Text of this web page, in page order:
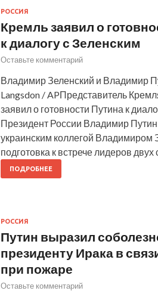
РОССИЯ
Кремль заявил о
к диалогу с Зеленским
Оставьте комментарий
Владимир Зеленский и Владимир
Langsdon / APПредставитель
заявил о готовности Путина к
Президент России Владимир Путин
украинским коллегой Владимиром
подготовка к встрече лидеров двух
ПОДРОБНЕЕ
РОССИЯ
Путин выразил
президенту Ирака в
при пожаре
Оставьте комментарий